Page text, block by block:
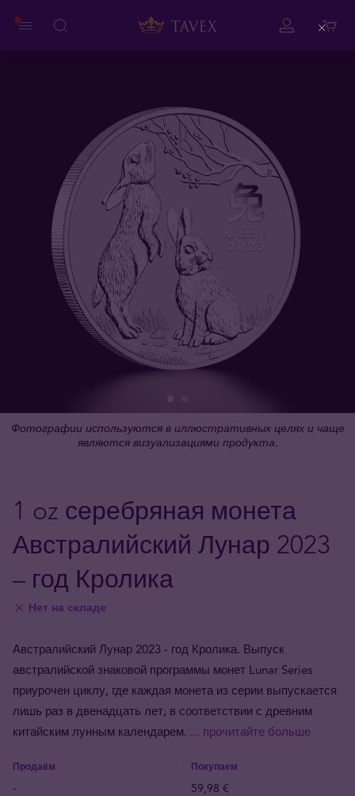
Фотографии используются в иллюстративных целях и чаще
являются визуализациями продукта.
1 oz серебряная монета
Австралийский Лунар 2023
– год Кролика
Нет на складе
Австралийский Лунар 2023 - год Кролика. Выпуск
австралийской знаковой программы монет Lunar Series
приурочен циклу, где каждая монета из серии выпускается
лишь раз в двенадцать лет, в соответствии с древним
китайским лунным календарем. ... прочитайте больше
Продаём Покупаем
- 59,98 €
Close